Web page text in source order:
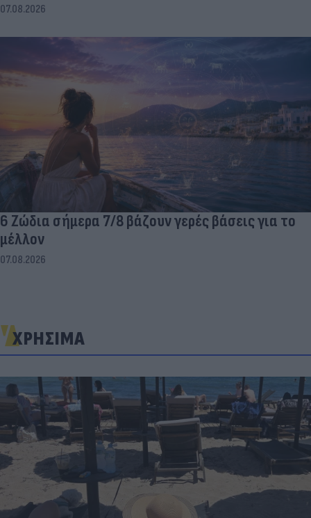
07.08.2026
6 Ζώδια σήμερα 7/8 βάζουν γερές βάσεις για το
μέλλον
07.08.2026
ΧΡΗΣΙΜΑ